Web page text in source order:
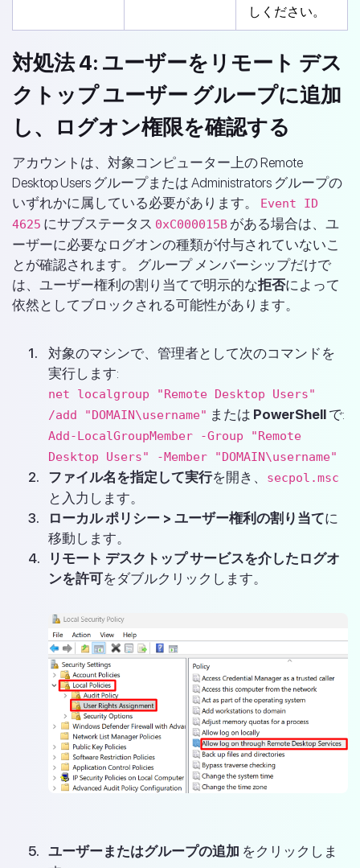
しください。
対処法 4: ユーザーをリモート デス
クトップ ユーザー グループに追加
し、ログオン権限を確認する
アカウントは、対象コンピューター上の Remote
Desktop Users グループまたは Administrators グループの
いずれかに属している必要があります。
Event ID
4625 にサブステータス 0xC000015B がある場合は、ユ
ーザーに必要なログオンの種類が付与されていないこ
とが確認されます。 グループ メンバーシップだけで
は、ユーザー権利の割り当てで明示的な拒否によって
依然としてブロックされる可能性があります。
対象のマシンで、管理者として次のコマンドを
実行します:
net localgroup "Remote Desktop Users"
/add "DOMAIN\username" または PowerShell で:
Add-LocalGroupMember -Group "Remote
Desktop Users" -Member "DOMAIN\username"
ファイル名を指定して実行を開き、 secpol.msc
と入力します。
ローカル ポリシー > ユーザー権利の割り当てに
移動します。
リモート デスクトップ サービスを介したログオ
ンを許可をダブルクリックします。
ユーザーまたはグループの追加 をクリックしま